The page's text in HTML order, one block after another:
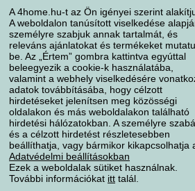
A 4home.hu-t az Ön igényei szerint
A weboldalon tanúsított viselkedése
személyre szabjuk annak tartalmát, és
releváns ajánlatokat és termékeket
be. Az „Értem” gombra kattintva egyúttal
beleegyezik a cookie-k használatába,
valamint a webhely viselkedésére
adatok továbbításába, hogy célzott
hirdetéseket jelenítsen meg közösségi
oldalakon és más weboldalakon található
hirdetési hálózatokban. A személyre
és a célzott hirdetést részletesebben
beállíthatja, vagy bármikor kikapcsolhatja
Adatvédelmi beállításokban
Ezek a weboldalak sütiket használnak.
További információkat itt talál.
Fizetési módok
AdatvédelemSüti
Minden jog fenntartva © 2004-